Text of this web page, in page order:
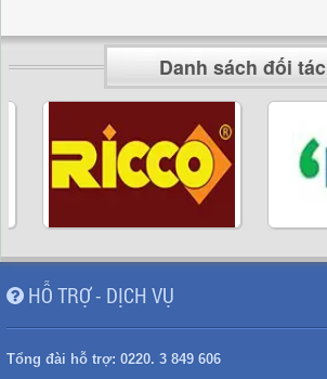
Danh sách đối tác
HỖ TRỢ - DỊCH VỤ
Tổng đài hỗ trợ: 0220. 3 849 606